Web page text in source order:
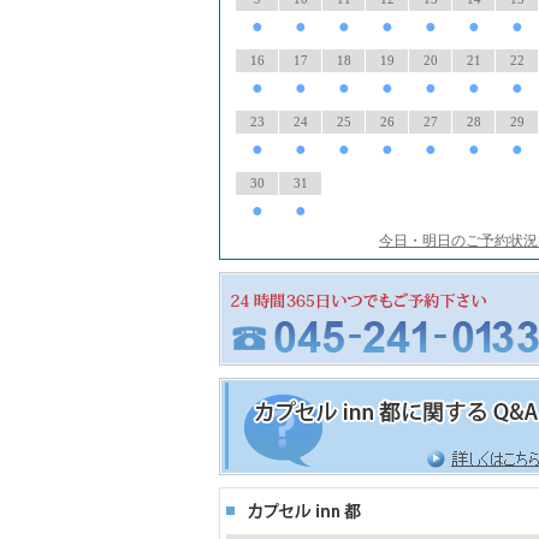
● ● ● ● ● ● ●
16
●
17
●
18
●
19
●
20
●
21
●
22
●
23
●
24
●
25
●
26
●
27
●
28
●
29
●
30
●
31
●
今日・明日のご予約状